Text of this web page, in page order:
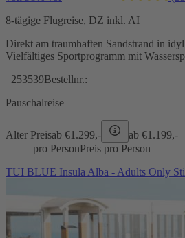
8-tägige Flugreise, DZ inkl. AI
Direkt am traumhaften Sandstrand in
Vielfältiges Sportprogramm mit
253539Bestellnr.:
Pauschalreise
Alter Preisab €1.299,- ab €1.199,-
pro PersonPreis pro Person
TUI BLUE Insula Alba - Adults Only